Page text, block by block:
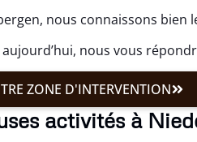
nous connaissons bien
nous vous
ZONE D'INTERVENTION
activités à